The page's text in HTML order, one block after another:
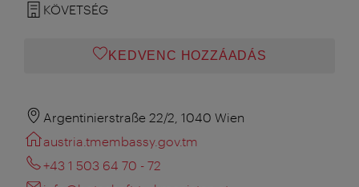
KÖVETSÉG
KEDVENC HOZZÁADÁS
Argentinierstraße 22/2, 1040 Wien
austria.tmembassy.gov.tm
+43 1 503 64 70 - 72